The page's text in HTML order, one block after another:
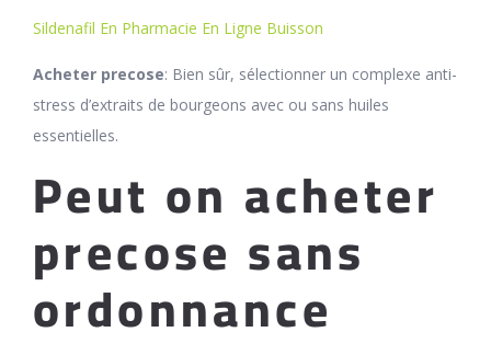
Sildenafil En Pharmacie En Ligne Buisson
Acheter precose: Bien sûr, sélectionner un complexe anti-
stress d’extraits de bourgeons avec ou sans huiles
essentielles.
Peut on acheter
precose sans
ordonnance